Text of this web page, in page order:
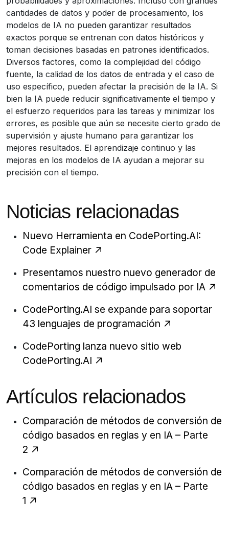
cantidades de datos y poder de procesamiento, los
modelos de IA no pueden garantizar resultados
exactos porque se entrenan con datos históricos y
toman decisiones basadas en patrones identificados.
Diversos factores, como la complejidad del código
fuente, la calidad de los datos de entrada y el caso de
uso específico, pueden afectar la precisión de la IA. Si
bien la IA puede reducir significativamente el tiempo y
el esfuerzo requeridos para las tareas y minimizar los
errores, es posible que aún se necesite cierto grado de
supervisión y ajuste humano para garantizar los
mejores resultados. El aprendizaje continuo y las
mejoras en los modelos de IA ayudan a mejorar su
precisión con el tiempo.
Noticias relacionadas
Nuevo Herramienta en CodePorting.AI:
Code Explainer
Presentamos nuestro nuevo generador de
comentarios de código impulsado por IA
CodePorting.AI se expande para soportar
43 lenguajes de programación
CodePorting lanza nuevo sitio web
CodePorting.AI
Artículos relacionados
Comparación de métodos de conversión de
código basados en reglas y en IA – Parte
2
Comparación de métodos de conversión de
código basados en reglas y en IA – Parte
1